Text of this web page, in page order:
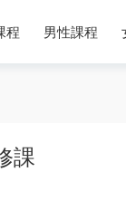
程 男性課程
課